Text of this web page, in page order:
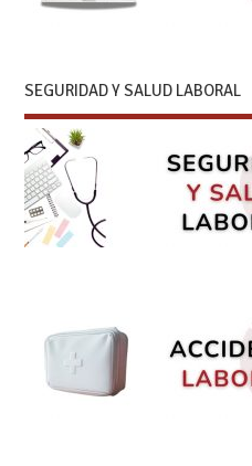
SEGURIDAD Y SALUD LABORAL